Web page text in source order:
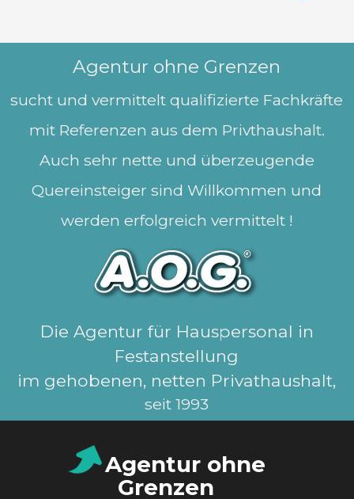
Agentur ohne Grenzen
sucht undvermittelt qualifizierte Fachkräfte
mit Referenzen aus dem Privthaushalt.
Auch sehr nette und überzeugende
Quereinsteiger sind Willkommen und
werden erfolgreich vermittelt !
Die Agentur für Hauspersonal in
Festanstellung
im gehobenen, netten Privathaushalt,
seit 1993
Agentur ohne
Grenzen